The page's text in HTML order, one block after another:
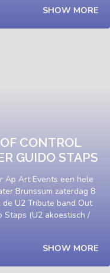
SHOW MORE
CONTROL
GUIDO STAPS
Ap Art Events een hele
Brunssum zaterdag 8
U2 Tribute band Out
Staps (U2 akoestisch /
SHOW MORE